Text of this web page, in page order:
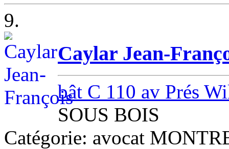
9.
Caylar Jean-
bât C 110 av Prés
SOUS BOIS
Catégorie: avocat